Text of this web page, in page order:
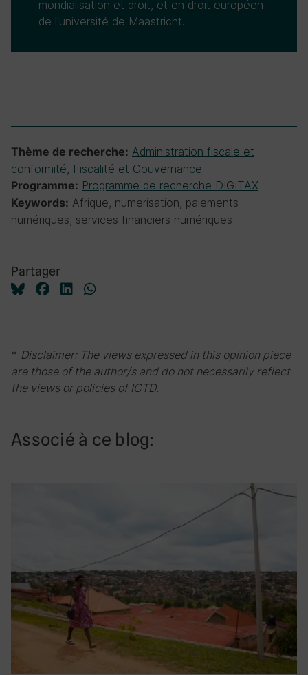
mondialisation et droit, et en droit européen
de l'université de Maastricht.
Thème de recherche: Administration fiscale et
conformité, Fiscalité et Gouvernance
Programme: Programme de recherche DIGITAX
Keywords: Afrique, numerisation, paiements
numériques, services financiers numériques
Partager
* Disclaimer: The views expressed in this opinion piece
are those of the author/s and do not necessarily reflect
the views or policies of ICTD.
Associé à ce blog: